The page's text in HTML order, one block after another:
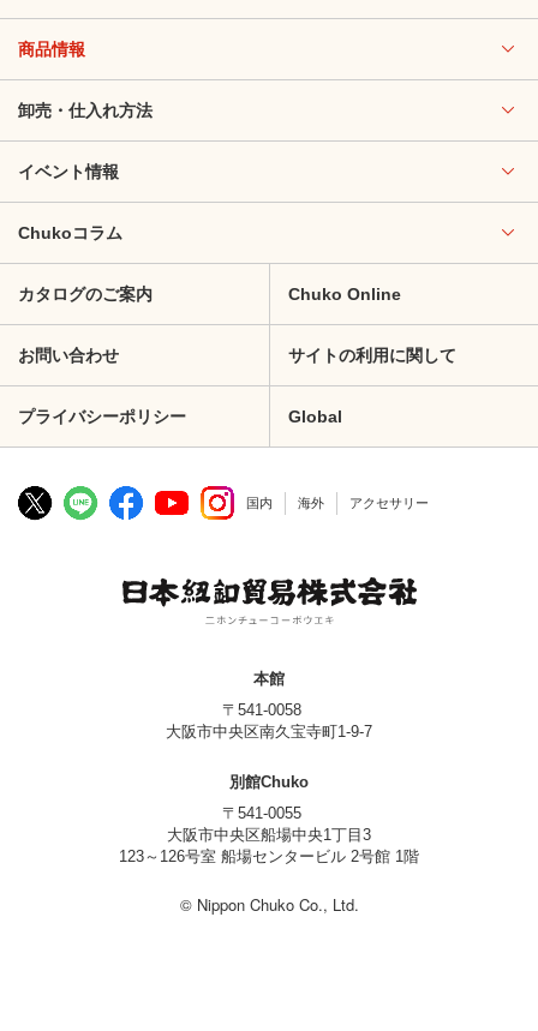
商品情報
卸売・仕入れ方法
イベント情報
Chukoコラム
カタログのご案内 Chuko Online
お問い合わせ サイトの利用に関して
プライバシーポリシー Global
国内 海外 アクセサリー
本館
〒541-0058
大阪市中央区南久宝寺町1-9-7
別館Chuko
〒541-0055
大阪市中央区船場中央1丁目3
123～126号室 船場センタービル 2号館 1階
© Nippon Chuko Co., Ltd.